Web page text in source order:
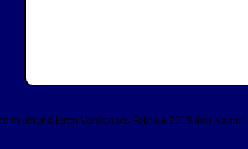
in einer älteren Version bis Februar 2019 den